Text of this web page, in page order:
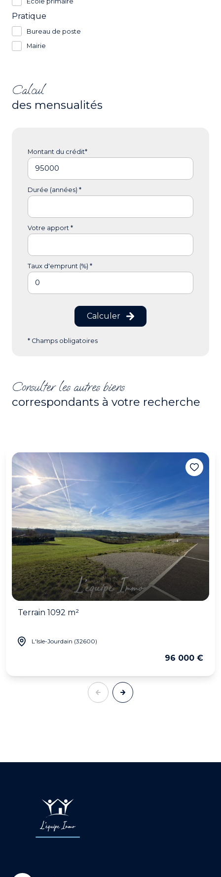
Pratique
Bureau de poste
Mairie
Calcul
des mensualités
Montant du crédit*
Durée (années) *
Votre apport *
Taux d'emprunt (%) *
Calculer
* Champs obligatoires
Consulter les autres biens
correspondants à votre recherche
Terrain 1092 m²
L'Isle-Jourdain (32600)
96 000 €